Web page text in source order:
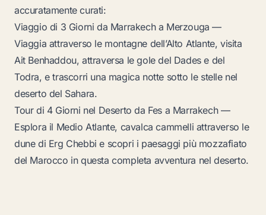
accuratamente curati:
Viaggio di 3 Giorni da Marrakech a Merzouga —
Viaggia attraverso le montagne dell’Alto Atlante, visita
Ait Benhaddou, attraversa le gole del Dades e del
Todra, e trascorri una magica notte sotto le stelle nel
deserto del Sahara.
Tour di 4 Giorni nel Deserto da Fes a Marrakech—
Esplora il Medio Atlante, cavalca cammelli attraverso le
dune di Erg Chebbi e scopri i paesaggi più mozzafiato
del Marocco in questa completa avventura nel deserto.